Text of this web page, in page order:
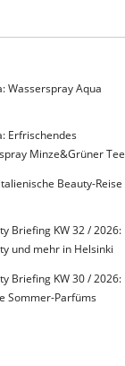
Wasserspray Aqua
Erfrischendes
Minze&Grüner Tee
Beauty-Reise
Briefing KW 32 / 2026:
und mehr in Helsinki
Briefing KW 30 / 2026:
Sommer-Parfüms